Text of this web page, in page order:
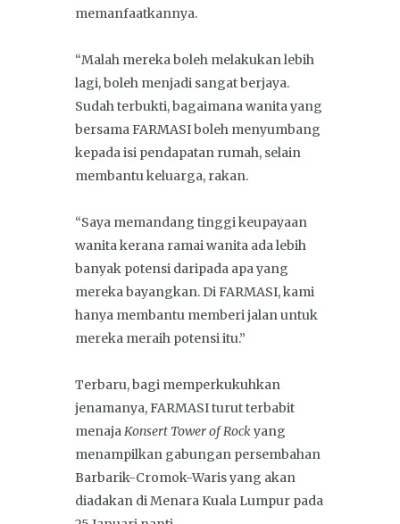
memanfaatkannya.
“Malah mereka boleh melakukan lebih
lagi, boleh menjadi sangat berjaya.
Sudah terbukti, bagaimana wanita yang
bersama FARMASI boleh menyumbang
kepada isi pendapatan rumah, selain
membantu keluarga, rakan.
“Saya memandang tinggi keupayaan
wanita kerana ramai wanita ada lebih
banyak potensi daripada apa yang
mereka bayangkan. Di FARMASI, kami
hanya membantu memberi jalan untuk
mereka meraih potensi itu.”
Terbaru, bagi memperkukuhkan
jenamanya, FARMASI turut terbabit
menajaKonsert Tower of Rockyang
menampilkan gabungan persembahan
Barbarik-Cromok-Waris yang akan
diadakan di Menara Kuala Lumpur pada